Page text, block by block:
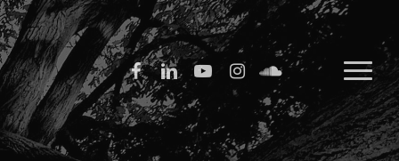
FACEBOOKLINKEDINYOUTUBEINSTAGRAM
SOUNDCLOUD Menu